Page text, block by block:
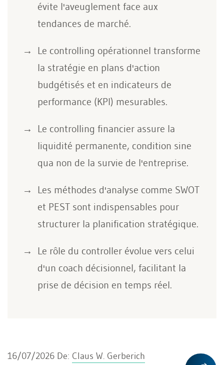
évite l'aveuglement face aux
tendances de marché.
Le controlling opérationnel transforme
la stratégie en plans d'action
budgétisés et en indicateurs de
performance (KPI) mesurables.
Le controlling financier assure la
liquidité permanente, condition sine
qua non de la survie de l'entreprise.
Les méthodes d'analyse comme SWOT
et PEST sont indispensables pour
structurer la planification stratégique.
Le rôle du controller évolue vers celui
d'un coach décisionnel, facilitant la
prise de décision en temps réel.
16/07/2026 De: Claus W. Gerberich